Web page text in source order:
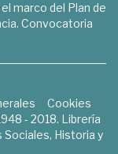
marco del Plan de
Convocatoria
Cookies
- 2018. Librería
Sociales, Historia y